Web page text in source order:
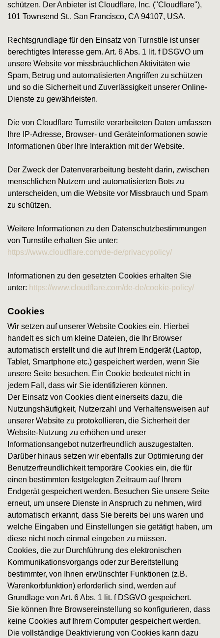
schützen. Der Anbieter ist Cloudflare, Inc. ("Cloudflare"),
101 Townsend St., San Francisco, CA 94107, USA.
Rechtsgrundlage für den Einsatz von Turnstile ist unser
berechtigtes Interesse gem. Art. 6 Abs. 1 lit. f DSGVO um
unsere Website vor missbräuchlichen Aktivitäten wie
Spam, Betrug und automatisierten Angriffen zu schützen
und so die Sicherheit und Zuverlässigkeit unserer Online-
Dienste zu gewährleisten.
Die von Cloudflare Turnstile verarbeiteten Daten umfassen
Ihre IP-Adresse, Browser- und Geräteinformationen sowie
Informationen über Ihre Interaktion mit der Website.
Der Zweck der Datenverarbeitung besteht darin, zwischen
menschlichen Nutzern und automatisierten Bots zu
unterscheiden, um die Website vor Missbrauch und Spam
zu schützen.
Weitere Informationen zu den Datenschutzbestimmungen
von Turnstile erhalten Sie unter:
https://www.cloudflare.com/de-de/privacypolicy/
Informationen zu den gesetzten Cookies erhalten Sie
unter: https://www.cloudflare.com/de-de/cookie-policy/
Cookies
Wir setzen auf unserer Website Cookies ein. Hierbei
handelt es sich um kleine Dateien, die Ihr Browser
automatisch erstellt und die auf Ihrem Endgerät (Laptop,
Tablet, Smartphone etc.) gespeichert werden, wenn Sie
unsere Seite besuchen. Ein Cookie bedeutet nicht in
jedem Fall, dass wir Sie identifizieren können.
Der Einsatz von Cookies dient einerseits dazu, die
Nutzungshäufigkeit, Nutzerzahl und Verhaltensweisen auf
unserer Website zu protokollieren, die Sicherheit der
Website-Nutzung zu erhöhen und unser
Informationsangebot nutzerfreundlich auszugestalten.
Darüber hinaus setzen wir ebenfalls zur Optimierung der
Benutzerfreundlichkeit temporäre Cookies ein, die für
einen bestimmten festgelegten Zeitraum auf Ihrem
Endgerät gespeichert werden. Besuchen Sie unsere Seite
erneut, um unsere Dienste in Anspruch zu nehmen, wird
automatisch erkannt, dass Sie bereits bei uns waren und
welche Eingaben und Einstellungen sie getätigt haben, um
diese nicht noch einmal eingeben zu müssen.
Cookies, die zur Durchführung des elektronischen
Kommunikationsvorgangs oder zur Bereitstellung
bestimmter, von Ihnen erwünschter Funktionen (z.B.
Warenkorbfunktion) erforderlich sind, werden auf
Grundlage von Art. 6 Abs. 1 lit. f DSGVO gespeichert.
Sie können Ihre Browsereinstellung so konfigurieren, dass
keine Cookies auf Ihrem Computer gespeichert werden.
Die vollständige Deaktivierung von Cookies kann dazu